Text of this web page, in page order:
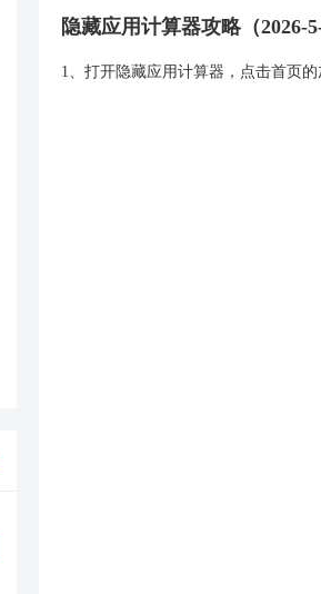
隐藏应用计算器攻略（2026-
1、打开隐藏应用计算器，点击首页的